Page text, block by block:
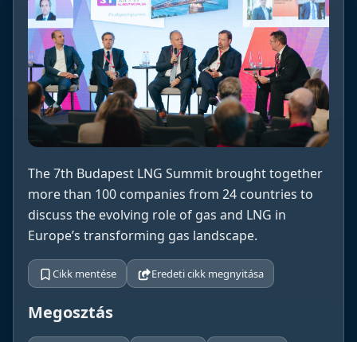
The 7th Budapest LNG Summit brought together
more than 100 companies from 24 countries to
discuss the evolving role of gas and LNG in
Europe’s transforming gas landscape.
Cikk mentése Eredeti cikk megnyitása
Megosztás